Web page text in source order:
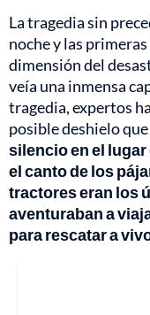
La tragedia sin
noche y las
dimensión del
veía una inmensa
tragedia, expertos
posible deshielo
silencio en el
el canto de los
tractores eran los
aventuraban a
para rescatar a